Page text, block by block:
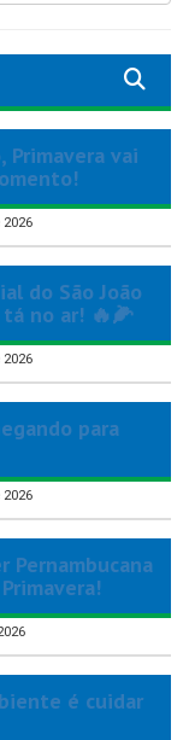
Primavera vai
do São João
no ar! 🔥🌽
para
Pernambucana
é cuidar